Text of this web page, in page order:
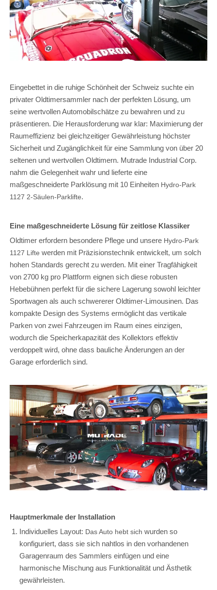
Eingebettet in die ruhige Schönheit der Schweiz suchte ein
privater Oldtimersammler nach der perfekten Lösung, um
seine wertvollen Automobilschätze zu bewahren und zu
präsentieren. Die Herausforderung war klar: Maximierung der
Raumeffizienz bei gleichzeitiger Gewährleistung höchster
Sicherheit und Zugänglichkeit für eine Sammlung von über 20
seltenen und wertvollen Oldtimern. Mutrade Industrial Corp.
nahm die Gelegenheit wahr und lieferte eine
maßgeschneiderte Parklösung mit 10 Einheiten Hydro-Park
1127 2-Säulen-Parklifte.
Eine maßgeschneiderte Lösung für zeitlose Klassiker
Oldtimer erfordern besondere Pflege und unsere Hydro-Park
1127 Lifte werden mit Präzisionstechnik entwickelt, um solch
hohen Standards gerecht zu werden. Mit einer Tragfähigkeit
von 2700 kg pro Plattform eignen sich diese robusten
Hebebühnen perfekt für die sichere Lagerung sowohl leichter
Sportwagen als auch schwererer Oldtimer-Limousinen. Das
kompakte Design des Systems ermöglicht das vertikale
Parken von zwei Fahrzeugen im Raum eines einzigen,
wodurch die Speicherkapazität des Kollektors effektiv
verdoppelt wird, ohne dass bauliche Änderungen an der
Garage erforderlich sind.
Hauptmerkmale der Installation
Individuelles Layout: Das Auto hebt sich wurden so
konfiguriert, dass sie sich nahtlos in den vorhandenen
Garagenraum des Sammlers einfügen und eine
harmonische Mischung aus Funktionalität und Ästhetik
gewährleisten.